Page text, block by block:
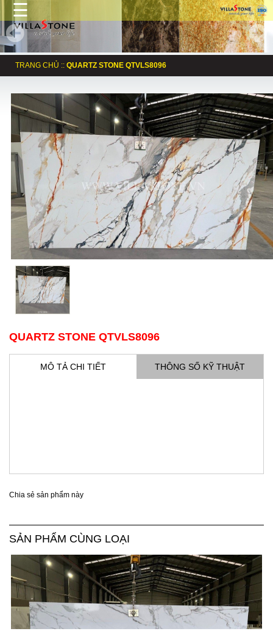
☰
TRANG CHỦ :: QUARTZ STONE QTVLS8096
QUARTZ STONE QTVLS8096
MÔ TẢ CHI TIẾT THÔNG SỐ KỸ THUẬT
Chia sẻ sản phẩm này
SẢN PHẨM CÙNG LOẠI